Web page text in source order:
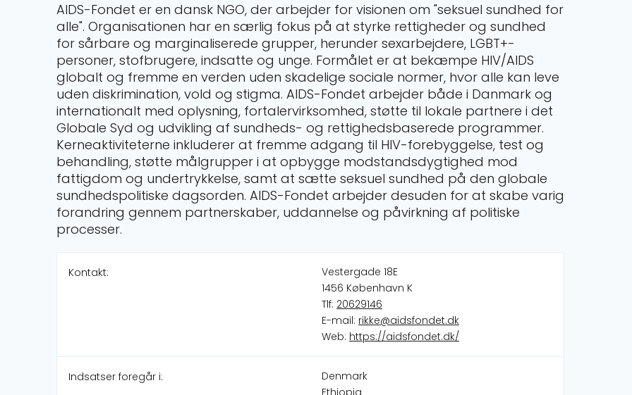
AIDS-Fondet er en dansk NGO, der arbejder for visionen om "seksuel sundhed for
alle". Organisationen har en særlig fokus på at styrke rettigheder og sundhed
for sårbare og marginaliserede grupper, herunder sexarbejdere, LGBT+-
personer, stofbrugere, indsatte og unge. Formålet er at bekæmpe HIV/AIDS
globalt og fremme en verden uden skadelige sociale normer, hvor alle kan leve
uden diskrimination, vold og stigma. AIDS-Fondet arbejder både i Danmark og
internationalt med oplysning, fortalervirksomhed, støtte til lokale partnere i det
Globale Syd og udvikling af sundheds- og rettighedsbaserede programmer.
Kerneaktiviteterne inkluderer at fremme adgang til HIV-forebyggelse, test og
behandling, støtte målgrupper i at opbygge modstandsdygtighed mod
fattigdom og undertrykkelse, samt at sætte seksuel sundhed på den globale
sundhedspolitiske dagsorden. AIDS-Fondet arbejder desuden for at skabe varig
forandring gennem partnerskaber, uddannelse og påvirkning af politiske
processer.
Kontakt:
Vestergade 18E
1456 København K
Tlf: 20629146
E-mail: rikke@aidsfondet.dk
Web: https://aidsfondet.dk/
Indsatser foregår i:
Denmark
Ethiopia